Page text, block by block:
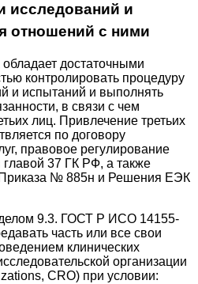
исследований и
отношений с ними
достаточными
контролировать процедуру
и испытаний и выполнять
в связи с чем
лиц. Привлечение третьих
по договору
правовое регулирование
главой 37 ГК РФ, а также
№ 885н и Решения ЕЭК
9.3. ГОСТ Р ИСО 14155-
часть или все свои
клинических
организации
CRO) при условии: